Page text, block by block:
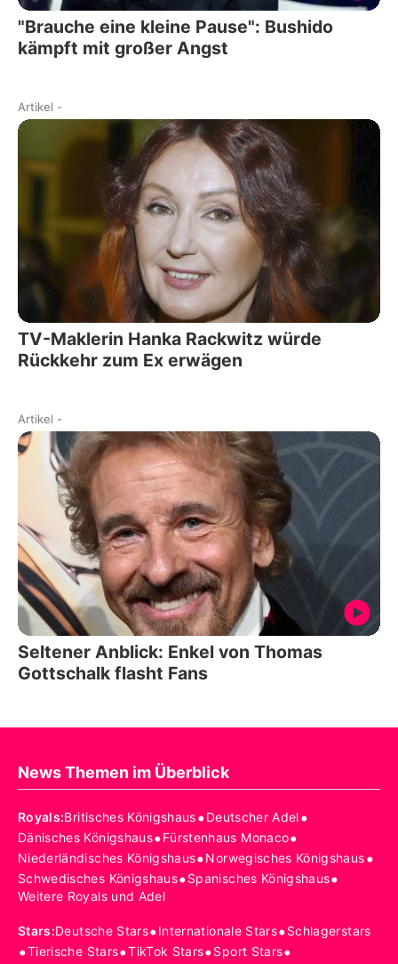
"Brauche eine kleine Pause": Bushido
kämpft mit großer Angst
Artikel -
TV-Maklerin Hanka Rackwitz würde
Rückkehr zum Ex erwägen
Artikel -
Seltener Anblick: Enkel von Thomas
Gottschalk flasht Fans
News Themen im Überblick
Royals:Britisches Königshaus•Deutscher Adel•
Dänisches Königshaus•Fürstenhaus Monaco•
Niederländisches Königshaus•Norwegisches Königshaus•
Schwedisches Königshaus•Spanisches Königshaus•
Weitere Royals und Adel
Stars:Deutsche Stars•Internationale Stars•Schlagerstars
•Tierische Stars•TikTok Stars•Sport Stars•